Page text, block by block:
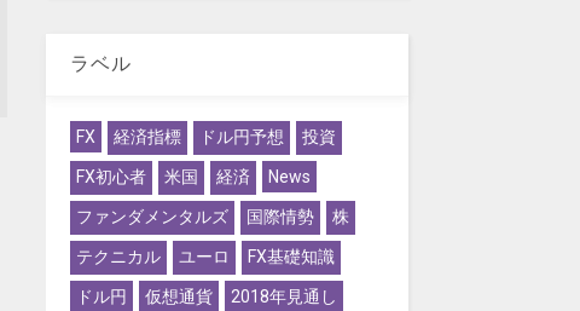
ラベル
FX 経済指標 ドル円予想 投資
FX初心者 米国 経済 News
ファンダメンタルズ 国際情勢 株
テクニカル ユーロ FX基礎知識
ドル円 仮想通貨 2018年見通し